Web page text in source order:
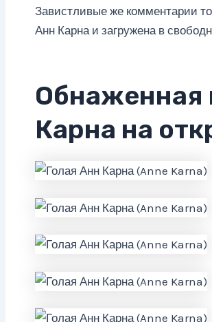
Завистливые же комментарии
Анн Карна и загружена в
Обнаженная
Карна на